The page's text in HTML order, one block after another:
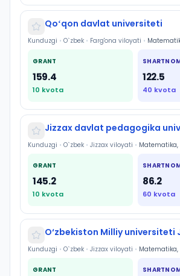
Qoʻqon davlat universiteti
Kunduzgi • O`zbek • Farg'ona viloyati •
GRANT
159.4
10 kvota
122.5
40 kvota
Jizzax davlat pedagogika
Kunduzgi • O`zbek • Jizzax viloyati • Matematika,
GRANT
145.2
10 kvota
86.2
60 kvota
O‘zbekiston Milliy universiteti
Kunduzgi • O`zbek • Jizzax viloyati • Matematika,
GRANT